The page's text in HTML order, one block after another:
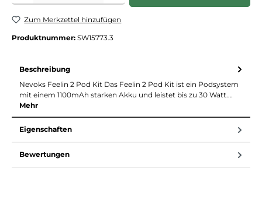
Zum Merkzettel hinzufügen
Produktnummer: SW15773.3
Beschreibung
Nevoks Feelin 2 Pod Kit Das Feelin 2 Pod Kit ist ein Podsystem
mit einem 1100mAh starken Akku und leistet bis zu 30 Watt.…
Mehr
Eigenschaften
Bewertungen